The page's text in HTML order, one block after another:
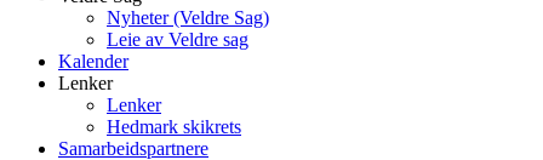
Nyheter (Veldre Sag)
Leie av Veldre sag
Kalender
Lenker
Lenker
Hedmark skikrets
Samarbeidspartnere